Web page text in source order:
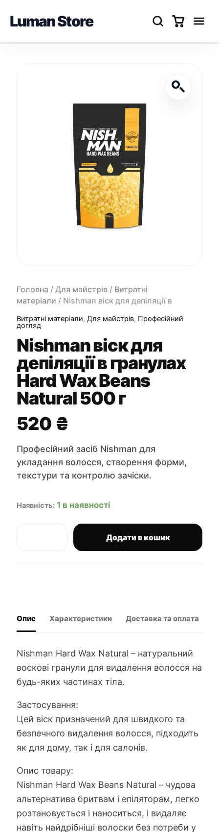
Luman Store
Головна / Для майстрів / Витратні
матеріали / Nishman віск для депіляції в
Витратні матеріали, Для майстрів, Професійний
догляд
Nishman віск для
депіляції в гранулах
Hard Wax Beans
Natural 500 г
520 ₴
Професійний засіб Nishman для
укладання волосся, створення форми,
текстури та контролю зачіски.
Наявність: 1 в наявності
віск
Beans
кількість
Додати в кошик
Опис Характеристики Доставка та оплата
Nishman Hard Wax Natural – натуральний
воскові гранули для видалення волосся на
будь-яких частинах тіла.
Застосування:
Цей віск призначений для швидкого та
безпечного видалення волосся, підходить
як для дому, так і для салонів.
Опис товару:
Nishman Hard Wax Beans Natural – чудова
альтернатива бритвам і епіляторам, легко
розтановується і наноситься, і видаляє
навіть найдрібніші волоски без потреби у